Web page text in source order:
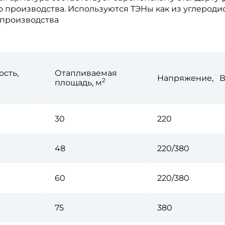
Используются ТЭНы как из
Отапливаемая
площадь, м2 Напряжение, В
30 220
48 220/380
60 220/380
75 380